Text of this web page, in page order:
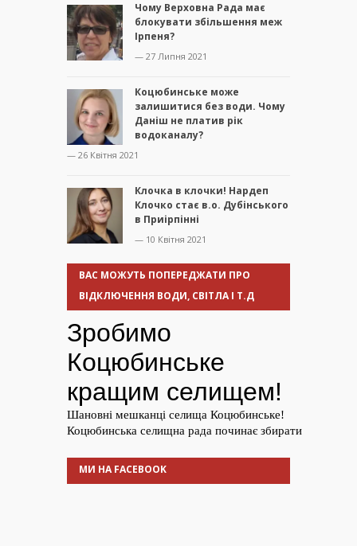
Чому Верховна Рада має
блокувати збільшення меж
Ірпеня?
— 27 Липня 2021
Коцюбинське може
залишитися без води. Чому
Даніш не платив рік
водоканалу?
— 26 Квітня 2021
Клочка в клочки! Нардеп
Клочко стає в.о. Дубінського
в Приірпінні
— 10 Квітня 2021
ВАС МОЖУТЬ ПОПЕРЕДЖАТИ ПРО
ВІДКЛЮЧЕННЯ ВОДИ, СВІТЛА І Т.Д
МИ НА FACEBOOK